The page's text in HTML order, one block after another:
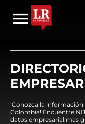
¡Conozca la
Colombia! Encuentre
datos empresarial mas